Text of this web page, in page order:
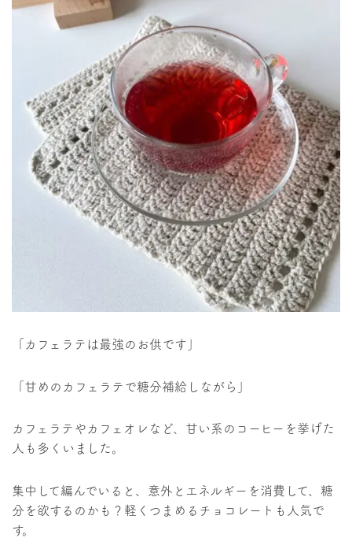
「カフェラテは最強のお供です」
「甘めのカフェラテで糖分補給しながら」
カフェラテやカフェオレなど、甘い系のコーヒーを挙げた
人も多くいました。
集中して編んでいると、意外とエネルギーを消費して、糖
分を欲するのかも？軽くつまめるチョコレートも人気で
す。